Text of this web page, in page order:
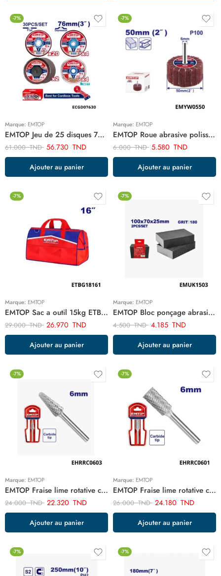
-7%
Marque: EMTOP
EMTOP Jeu de 25 disques 76mm coupe poncage ECGD07630
61.000TND 56.730 TND
Ajouter au panier
-7%
Marque: EMTOP
EMTOP Roue abrasive polissage p100 50mm Emyw0550
6.000TND 5.580 TND
Ajouter au panier
-7%
Marque: EMTOP
EMTOP Sac a outil 15kg ETBG18161
29.000TND 26.970 TND
Ajouter au panier
-7%
Marque: EMTOP
EMTOP Bloc ponçage abrasif EMUK1503
4.500TND 4.185 TND
Ajouter au panier
-7%
Marque: EMTOP
EMTOP Fraise lime rotative conique EHRRC0603
24.000TND 22.320 TND
Ajouter au panier
-7%
Marque: EMTOP
EMTOP Fraise lime rotative cylindrique EHRRC0601
26.000TND 24.180 TND
Ajouter au panier
-7% -7%